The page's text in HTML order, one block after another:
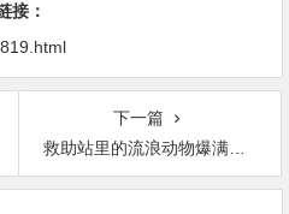
接：
下一篇
救助站里的流浪动物爆满，航空公司提供援助之手